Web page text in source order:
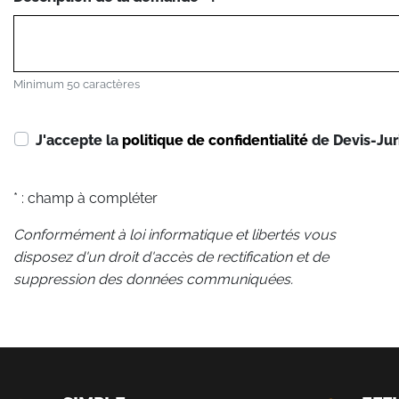
Minimum 50 caractères
J'accepte la politique de confidentialité de Devis-
* : champ à compléter
Conformément à loi informatique et libertés vous
disposez d'un droit d'accès de rectification et de
suppression des données communiquées.